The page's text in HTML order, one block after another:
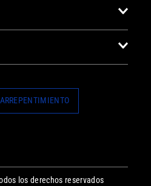
los derechos reservados